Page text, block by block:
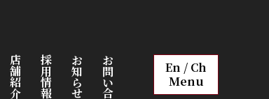
店舗紹介 採用情報 お知らせ
En / Ch
Menu